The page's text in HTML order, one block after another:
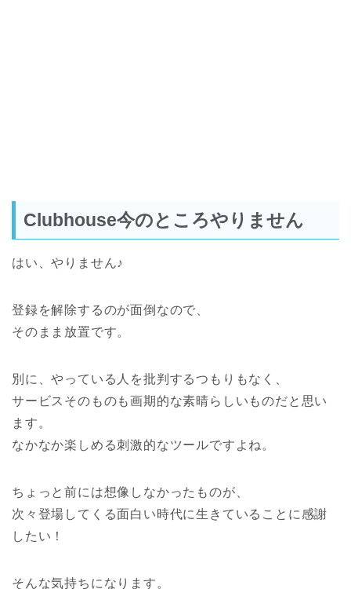
Clubhouse今のところやりません
はい、やりません♪
登録を解除するのが面倒なので、
そのまま放置です。
別に、やっている人を批判するつもりもなく、
サービスそのものも画期的な素晴らしいものだと思い
ます。
なかなか楽しめる刺激的なツールですよね。
ちょっと前には想像しなかったものが、
次々登場してくる面白い時代に生きていることに感謝
したい！
そんな気持ちになります。